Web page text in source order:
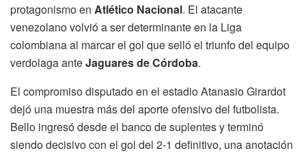
protagonismo en Atlético Nacional. El atacante
venezolano volvió a ser determinante en la Liga
colombiana al marcar el gol que selló el triunfo del equipo
verdolaga anteJaguares de Córdoba.
El compromiso disputado en el estadio Atanasio Girardot
dejó una muestra más del aporte ofensivo del futbolista.
Bello ingresó desde el banco de suplentes y terminó
siendo decisivo con el gol del 2-1 definitivo, una anotación